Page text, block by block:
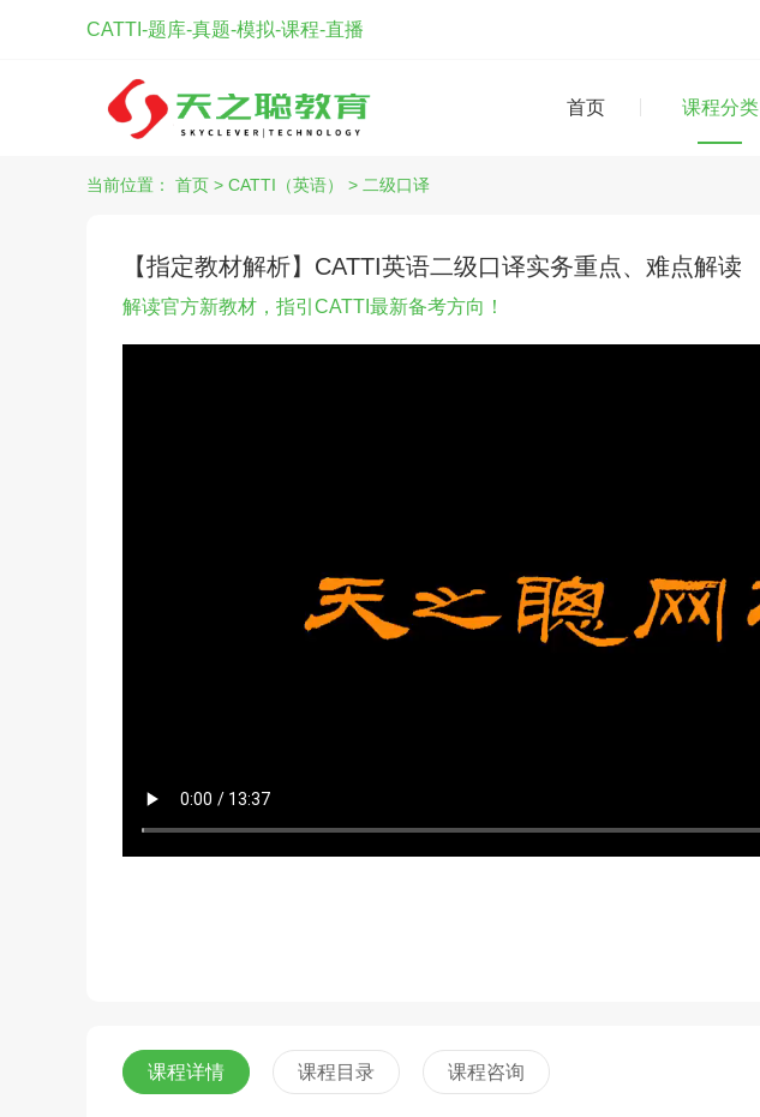
CATTI-题库-真题-模拟-课程-直播
首页 课程分类
当前位置： 首页 > CATTI（英语） > 二级口译
【指定教材解析】CATTI英语二级口译实务重点、难点解读
解读官方新教材，指引CATTI最新备考方向！
课程详情 课程目录 课程咨询